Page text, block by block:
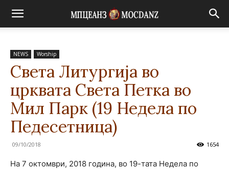
NEWS Worship
Света Литургија во
црквата Света Петка во
Мил Парк (19 Недела по
Педесетница)
09/10/2018 1654
На 7 октомври, 2018 година, во 19-тата Недела по